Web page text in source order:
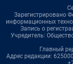
Зарегистрировано
информационных
Запись о
Учредитель:
Главный
Адрес редакции: